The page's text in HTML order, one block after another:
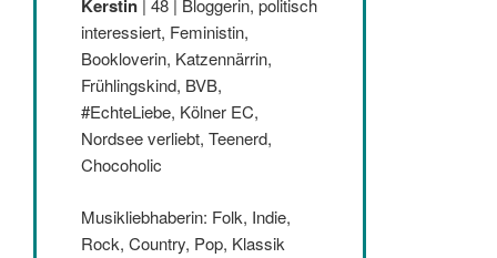
Kerstin | 48 | Bloggerin, politisch
interessiert, Feministin,
Bookloverin, Katzennärrin,
Frühlingskind, BVB,
#EchteLiebe, Kölner EC,
Nordsee verliebt, Teenerd,
Chocoholic
Musikliebhaberin: Folk, Indie,
Rock, Country, Pop, Klassik